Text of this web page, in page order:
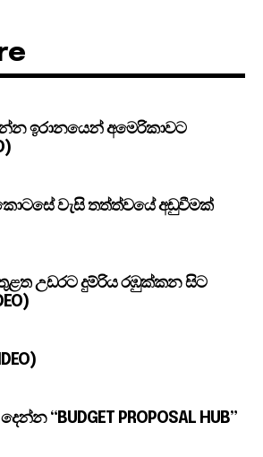
ඉරානයෙන් අමෙරිකාවට
වැසි තත්ත්වයේ අඩුවීමක්
උඩරට දුම්රිය රඹුක්කන සිට
“BUDGET PROPOSAL HUB”